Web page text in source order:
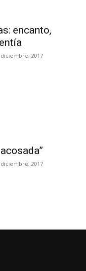
encanto,
diciembre, 2017
diciembre, 2017